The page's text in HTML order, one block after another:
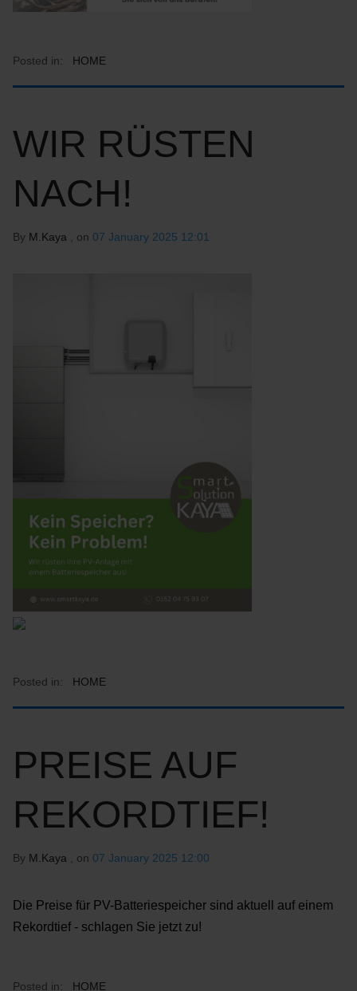
Posted in: HOME
WIR RÜSTEN
NACH!
By M.Kaya , on 07 January 2025 12:01
Posted in: HOME
PREISE AUF
REKORDTIEF!
By M.Kaya , on 07 January 2025 12:00
Die Preise für PV-Batteriespeicher sind aktuell auf einem
Rekordtief - schlagen Sie jetzt zu!
Posted in: HOME